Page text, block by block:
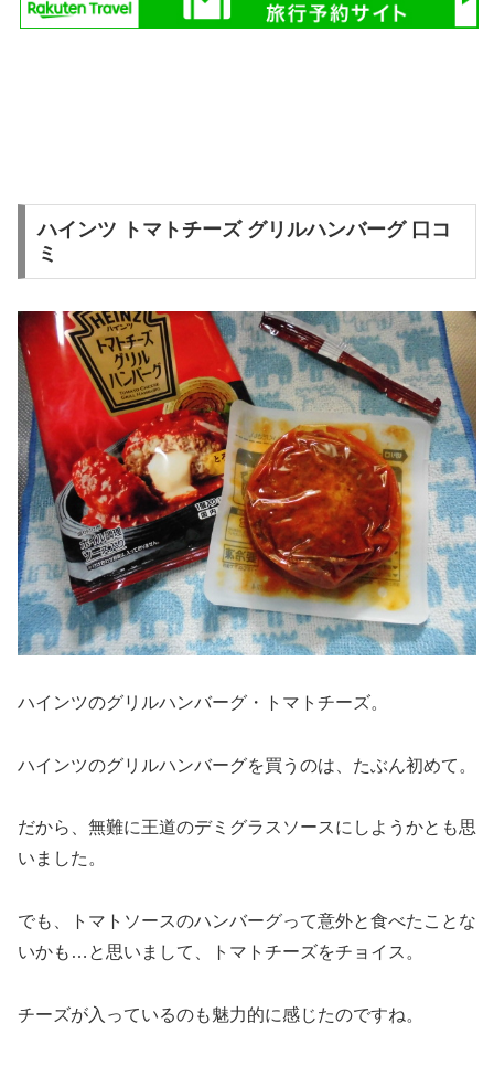
ハインツ トマトチーズ グリルハンバーグ 口コ
ミ
ハインツのグリルハンバーグ・トマトチーズ。
ハインツのグリルハンバーグを買うのは、たぶん初めて。
だから、無難に王道のデミグラスソースにしようかとも思
いました。
でも、トマトソースのハンバーグって意外と食べたことな
いかも…と思いまして、トマトチーズをチョイス。
チーズが入っているのも魅力的に感じたのですね。